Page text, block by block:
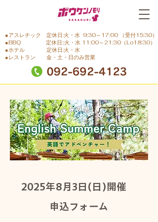
●アスレチック 定休日:火・水 9:30～17:00 （受付15:30）
●BBQ 定休日::火・水 11:00～21:30（Lo18:30）
●ホテル 定休日:火・水
●レストラン 金・土・日のみ営業
​2025年8月3日(日)開催
申込フォーム